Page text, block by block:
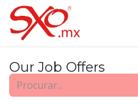
Pular para o conteúdo
Our Job Offers